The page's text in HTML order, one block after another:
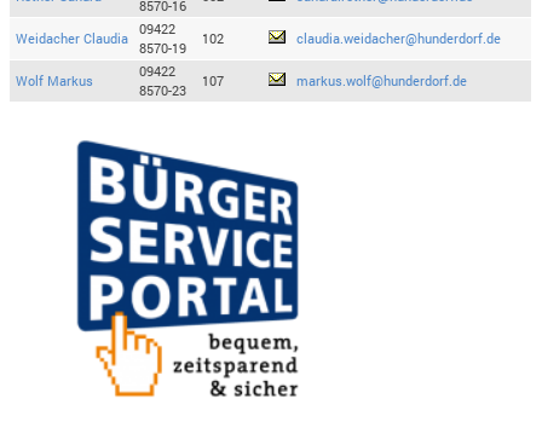
8570-16
Weidacher Claudia
09422
8570-19
102 claudia.weidacher@hunderdorf.de
Wolf Markus
09422
8570-23
107 markus.wolf@hunderdorf.de